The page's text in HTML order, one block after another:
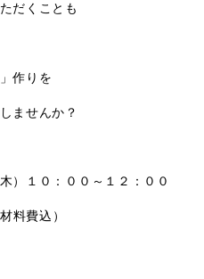
だくことも
作りを
ませんか？
１０：００～１２：００
料費込）